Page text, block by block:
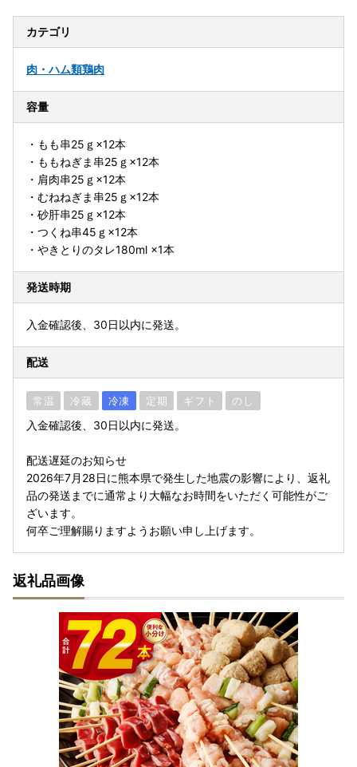
カテゴリ
肉・ハム類鶏肉
容量
・もも串25ｇ×12本
・ももねぎま串25ｇ×12本
・肩肉串25ｇ×12本
・むねねぎま串25ｇ×12本
・砂肝串25ｇ×12本
・つくね串45ｇ×12本
・やきとりのタレ180ml ×1本
発送時期
入金確認後、30日以内に発送。
配送
常温 冷蔵 冷凍 定期 ギフト のし
入金確認後、30日以内に発送。
配送遅延のお知らせ
2026年7月28日に熊本県で発生した地震の影響により、返礼
品の発送までに通常より大幅なお時間をいただく可能性がご
ざいます。
何卒ご理解賜りますようお願い申し上げます。
返礼品画像